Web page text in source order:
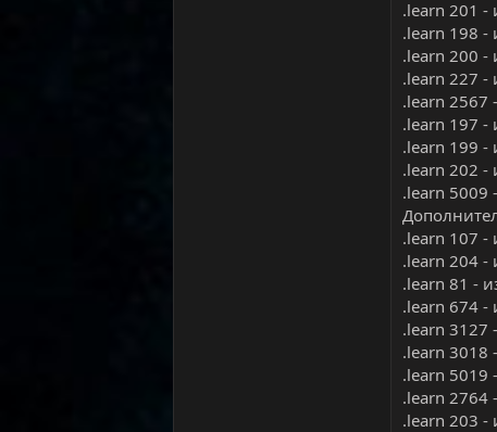
.learn 201 -
.learn 198 -
.learn 200 -
.learn 227 -
.learn 2567
.learn 197 -
.learn 199 -
.learn 202 -
.learn 5009
.learn 107 -
.learn 204 -
.learn 81 -
.learn 674 -
.learn 3127
.learn 3018
.learn 5019
.learn 2764
.learn 203 -